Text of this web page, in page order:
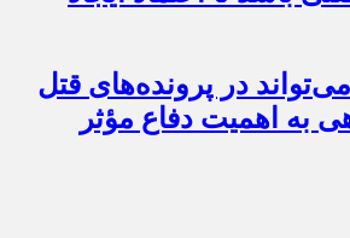
می‌تواند در پرونده‌های قتل
به اهمیت دفاع مؤثر